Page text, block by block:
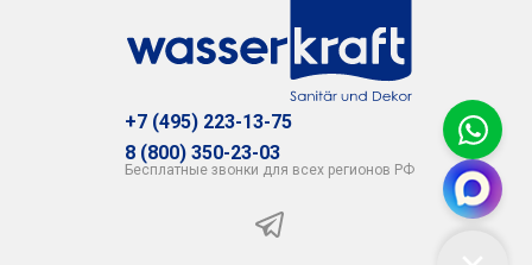
+7 (495) 223-13-75
8 (800) 350-23-03
Бесплатные звонки для всех регионов РФ